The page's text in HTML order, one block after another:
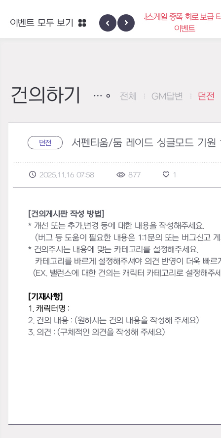
엑사스케일 증폭 회로 보급 터미널
이벤트
하이반의
이벤트 모두 보기
건의하기 전체 GM답변 던전
던전 서펜티움/둠 레이드 싱글모드 기원
2025.11.16 07:58 877 1
[건의게시판 작성 방법]
* 개선 또는 추가,변경 등에 대한 내용을 작성해주세요.
(버그 등 도움이 필요한 내용은 1:1문의 또는 버그신고
* 건의주시는 내용에 맞는 카테고리를 설정해주세요.
카테고리를 바르게 설정해주셔야 의견 반영이 더욱 빠르
(EX. 밸런스에 대한 건의는 캐릭터 카테고리로 설정해주
[기재사항]
1. 캐릭터명 :
2. 건의 내용 : (원하시는 건의 내용을 작성해 주세요)
3. 의견 : (구체적인 의견을 작성해 주세요)